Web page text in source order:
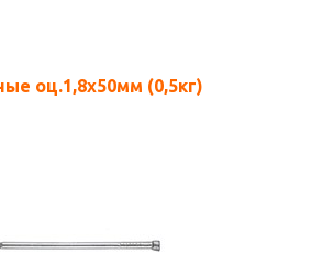
оц.1,8х50мм (0,5кг)